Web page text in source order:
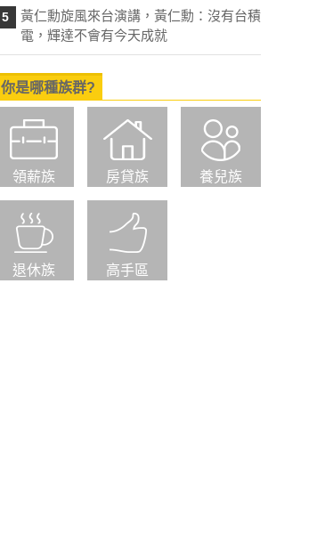
5
黃仁勳旋風來台演講，黃仁勳：沒有台積
電，輝達不會有今天成就
你是哪種族群?
領薪族 房貸族 養兒族
退休族 高手區